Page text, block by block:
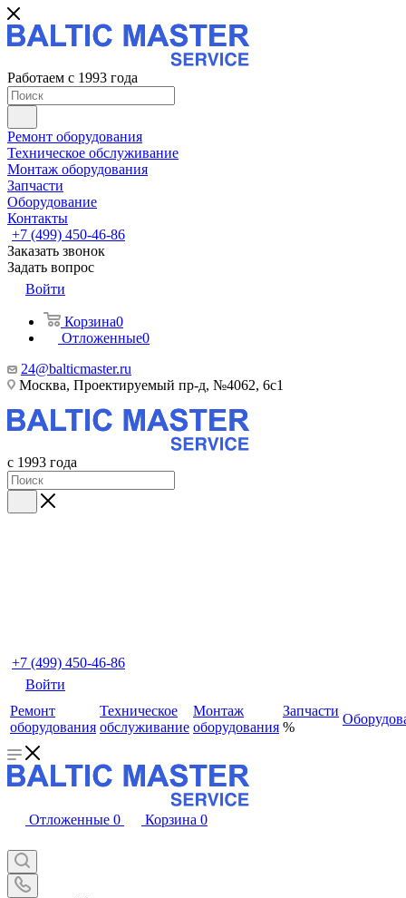
Работаем с 1993 года
Ремонт оборудования
Техническое обслуживание
Монтаж оборудования
Запчасти
Оборудование
Контакты
+7 (499) 450-46-86
Заказать звонок
Задать вопрос
Войти
Корзина0
Отложенные0
24@balticmaster.ru
Москва, Проектируемый пр-д, №4062, 6с1
с 1993 года
+7 (499) 450-46-86
Войти
Ремонт
оборудования
Техническое
обслуживание
Монтаж
оборудования
Запчасти
%
Отложенные 0 Корзина 0